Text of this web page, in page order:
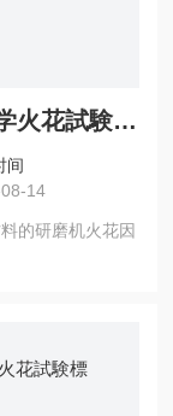
HR30N-83YAMAMOTO山本科学火花試験標準片
间
14
的研磨机火花因